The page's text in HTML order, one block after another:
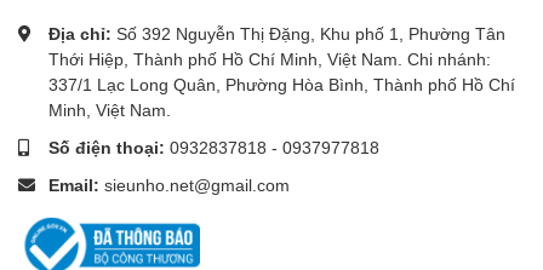
Địa chỉ: Số 392 Nguyễn Thị Đặng, Khu phố 1, Phường Tân
Thới Hiệp, Thành phố Hồ Chí Minh, Việt Nam. Chi nhánh:
337/1 Lạc Long Quân, Phường Hòa Bình, Thành phố Hồ Chí
Minh, Việt Nam.
Số điện thoại: 0932837818 - 0937977818
Email: sieunho.net@gmail.com